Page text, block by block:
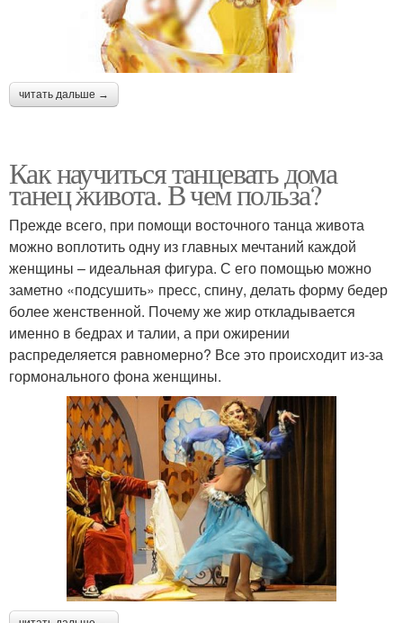
читать дальше →
Как научиться танцевать дома
танец живота. В чем польза?
Прежде всего, при помощи восточного танца живота
можно воплотить одну из главных мечтаний каждой
женщины – идеальная фигура. С его помощью можно
заметно «подсушить» пресс, спину, делать форму бедер
более женственной. Почему же жир откладывается
именно в бедрах и талии, а при ожирении
распределяется равномерно? Все это происходит из-за
гормонального фона женщины.